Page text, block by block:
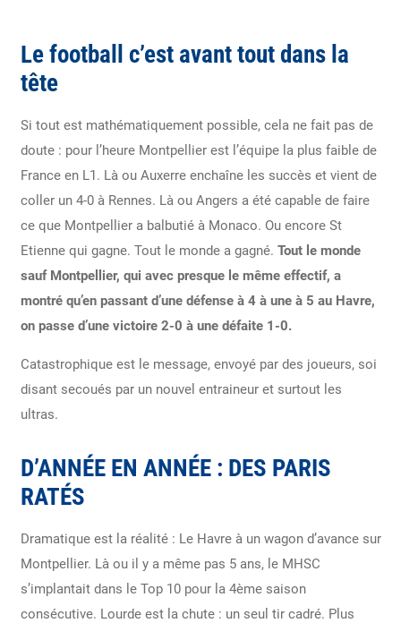
Le football c’est avant tout dans la
tête
Si tout est mathématiquement possible, cela ne fait pas de
doute : pour l’heure Montpellier est l’équipe la plus faible de
France en L1. Là ou Auxerre enchaîne les succès et vient de
coller un 4-0 à Rennes. Là ou Angers a été capable de faire
ce que Montpellier a balbutié à Monaco. Ou encore St
Etienne qui gagne. Tout le monde a gagné. Tout le monde
sauf Montpellier, qui avec presque le même effectif, a
montré qu’en passant d’une défense à 4 à une à 5 au Havre,
on passe d’une victoire 2-0 à une défaite 1-0.
Catastrophique est le message, envoyé par des joueurs, soi
disant secoués par un nouvel entraineur et surtout les
ultras.
D’ANNÉE EN ANNÉE : DES PARIS
RATÉS
Dramatique est la réalité : Le Havre à un wagon d’avance sur
Montpellier. Là ou il y a même pas 5 ans, le MHSC
s’implantait dans le Top 10 pour la 4ème saison
consécutive. Lourde est la chute : un seul tir cadré. Plus